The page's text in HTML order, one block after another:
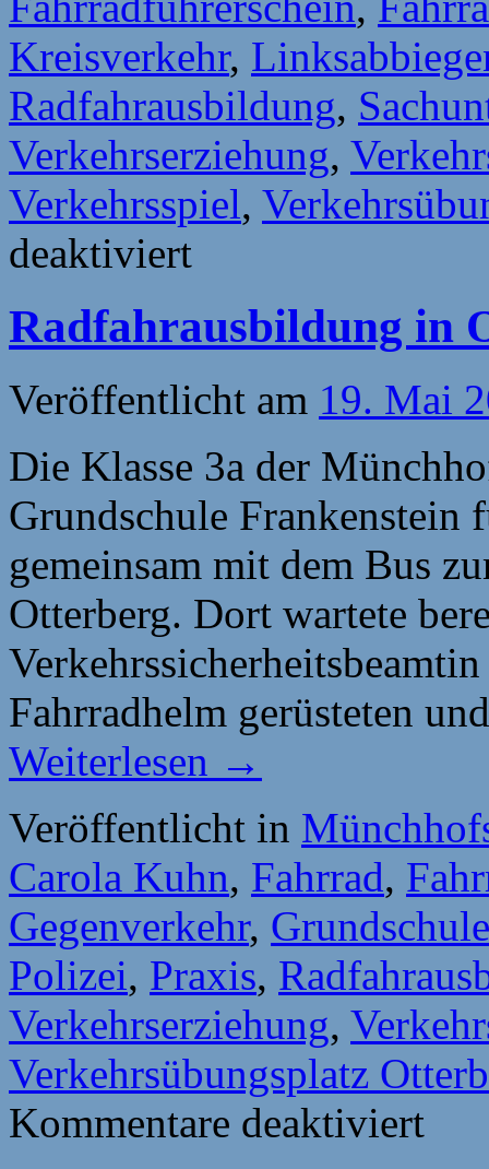
Kreisverkehr,
Radfahrausbildung,
Verkehrserziehung,
Verkehrsspiel,
deaktiviert
–
Teil
02
Radfahrausbildung in
Veröffentlicht am 19. Mai
Die Klasse 3a der
Grundschule Frankenstein
gemeinsam mit dem Bus
Otterberg. Dort wartete
Fahrradhelm gerüsteten
Weiterlesen →
Veröffentlicht in
Carola Kuhn, Fahrrad,
Gegenverkehr,
Polizei, Praxis,
Verkehrserziehung,
Verkehrsübungsplatz
Kommentare deaktiviert